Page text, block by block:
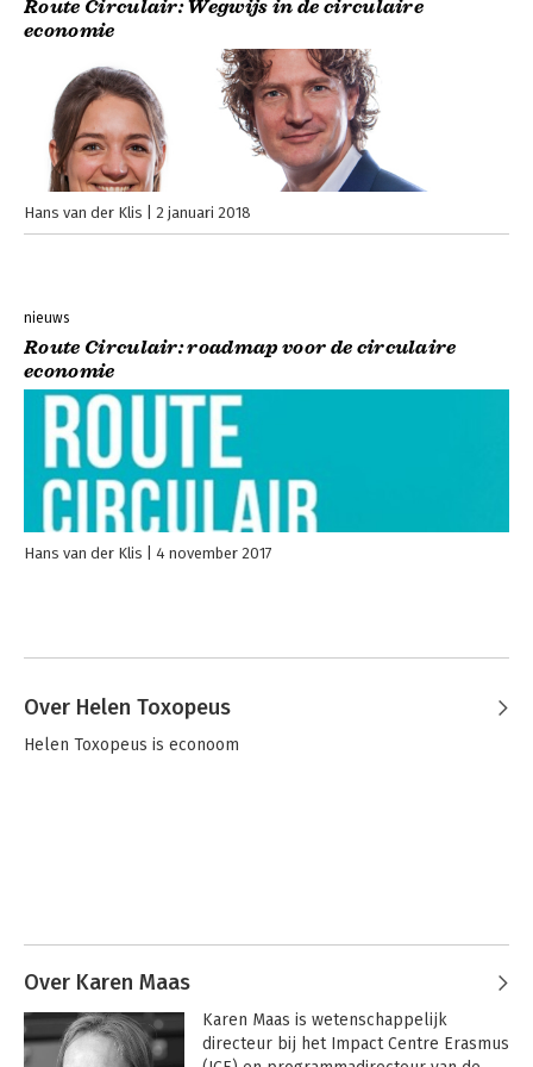
Route Circulair: Wegwijs in de circulaire
economie
Hans van der Klis 2 januari 2018
nieuws
Route Circulair: roadmap voor de circulaire
economie
Hans van der Klis 4 november 2017
Over Helen Toxopeus
Helen Toxopeus is econoom
Over Karen Maas
Karen Maas is wetenschappelijk
directeur bij het Impact Centre Erasmus